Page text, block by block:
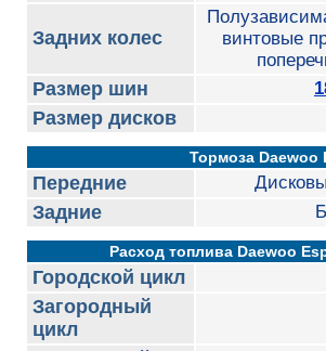
Задних колес
винтовые
Размер шин
Размер дисков
Тормоза Daewoo
Передние
Задние
Расход топлива Daewoo
Городской цикл
Загородный
цикл